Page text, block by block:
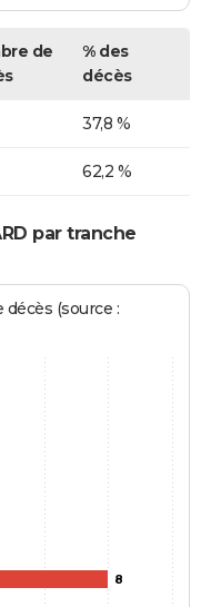
de
% des
décès
37,8 %
62,2 %
par tranche
(source :
8